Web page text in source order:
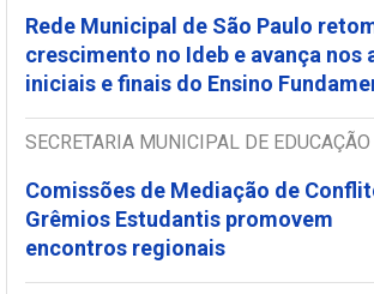
Rede Municipal de São Paulo
crescimento no Ideb e avança nos
iniciais e finais do Ensino
SECRETARIA MUNICIPAL DE EDUCAÇÃO
Comissões de Mediação de
Grêmios Estudantis promovem
encontros regionais